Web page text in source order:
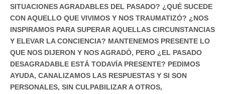
SITUACIONES AGRADABLES DEL PASADO? ¿QUÉ SUCEDE
CON AQUELLO QUE VIVIMOS Y NOS TRAUMATIZÓ? ¿NOS
INSPIRAMOS PARA SUPERAR AQUELLAS CIRCUNSTANCIAS
Y ELEVAR LA CONCIENCIA? MANTENEMOS PRESENTE LO
QUE NOS DIJERON Y NOS AGRADÓ, PERO ¿EL PASADO
DESAGRADABLE ESTÁ TODAVÍA PRESENTE? PEDIMOS
AYUDA, CANALIZAMOS LAS RESPUESTAS Y SI SON
PERSONALES, SIN CULPABILIZAR A OTROS,